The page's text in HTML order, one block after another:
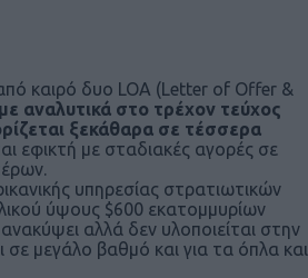
καιρό δυο LOA (Letter of Offer &
αναλυτικά στο τρέχον τεύχος
ξεκάθαρα σε τέσσερα
εφικτή με σταδιακές αγορές σε
υπηρεσίας στρατιωτικών
ύψους $600 εκατομμυρίων
αλλά δεν υλοποιείται στην
μεγάλο βαθμό και για τα όπλα και